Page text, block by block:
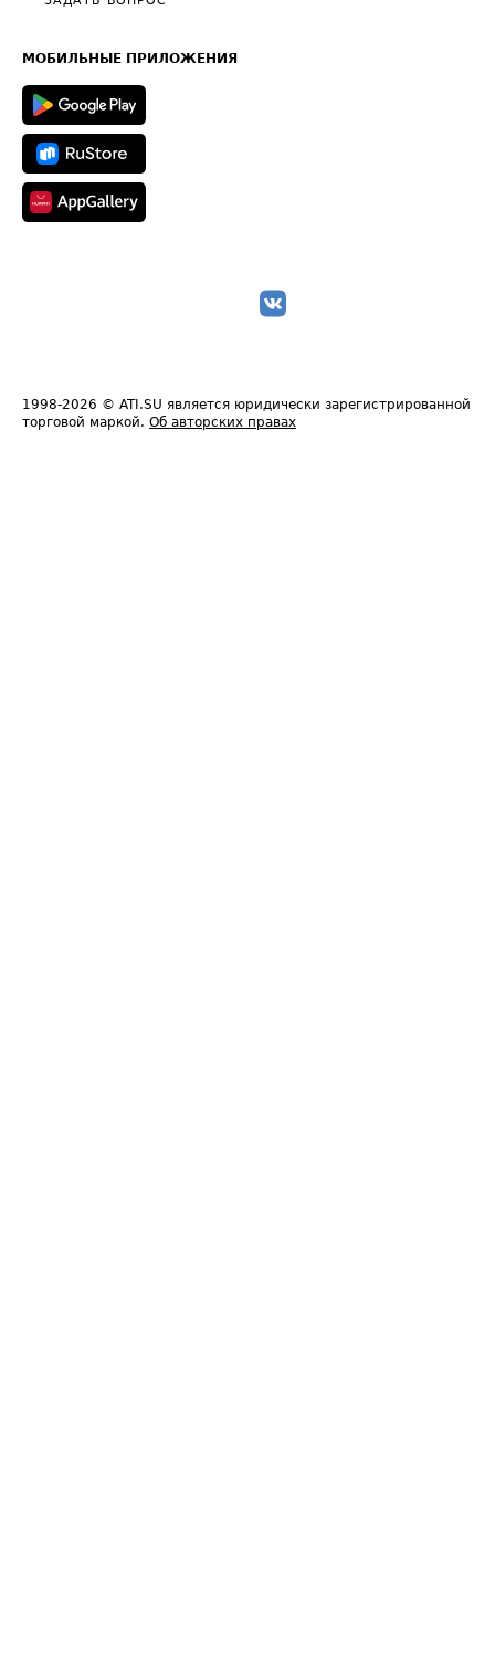
Техническая информация
МОБИЛЬНЫЕ ПРИЛОЖЕНИЯ
1998-2026 © ATI.SU является юридически зарегистрированной
торговой маркой. Об авторских правах